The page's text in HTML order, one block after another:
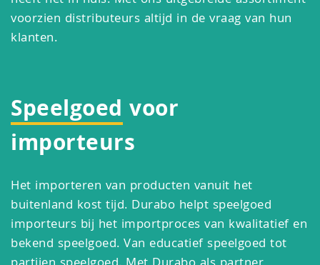
voorzien distributeurs altijd in de vraag van hun
klanten.
Speelgoed voor
importeurs
Het importeren van producten vanuit het
buitenland kost tijd. Durabo helpt speelgoed
importeurs bij het importproces van kwalitatief en
bekend speelgoed. Van educatief speelgoed tot